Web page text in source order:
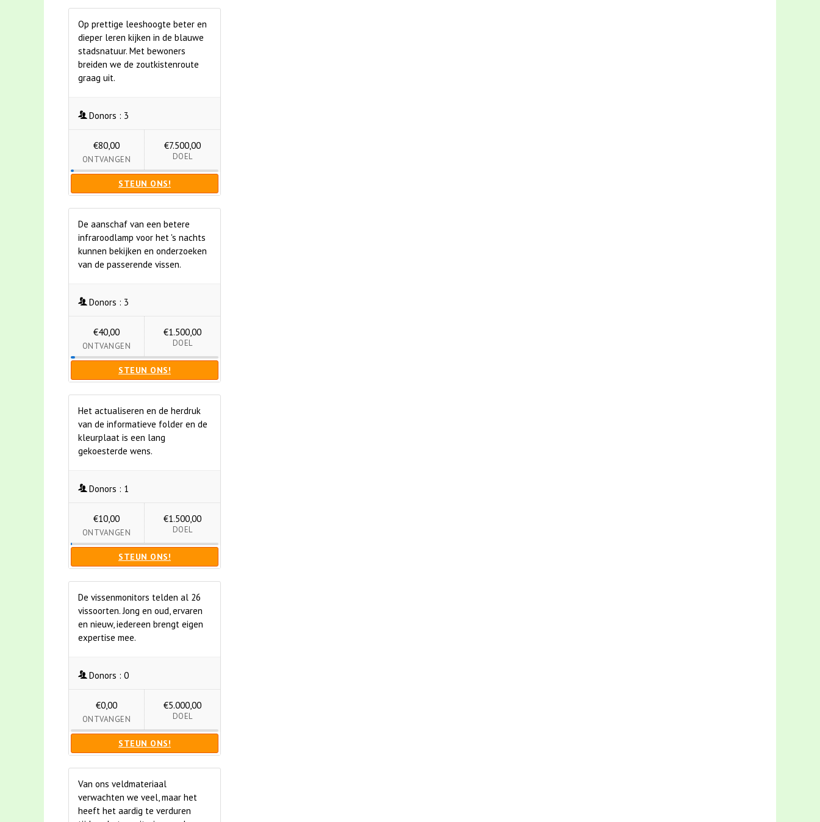
Op prettige leeshoogte beter en
dieper leren kijken in de blauwe
stadsnatuur. Met bewoners
breiden we de zoutkistenroute
graag uit.
Donors : 3
€80,00
ONTVANGEN
€7.500,00
DOEL
STEUN ONS!
De aanschaf van een betere
infraroodlamp voor het 's nachts
kunnen bekijken en onderzoeken
van de passerende vissen.
Donors : 3
€40,00
ONTVANGEN
€1.500,00
DOEL
STEUN ONS!
Het actualiseren en de herdruk
van de informatieve folder en de
kleurplaat is een lang
gekoesterde wens.
Donors : 1
€10,00
ONTVANGEN
€1.500,00
DOEL
STEUN ONS!
De vissenmonitors telden al 26
vissoorten. Jong en oud, ervaren
en nieuw, iedereen brengt eigen
expertise mee.
Donors : 0
€0,00
ONTVANGEN
€5.000,00
DOEL
STEUN ONS!
Van ons veldmateriaal
verwachten we veel, maar het
heeft het aardig te verduren